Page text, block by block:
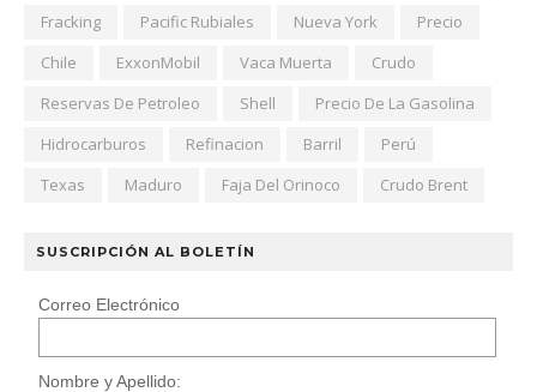
Fracking
Pacific Rubiales Nueva York
Precio
Chile
ExxonMobil Vaca Muerta
Crudo
Reservas De Petroleo
Shell
Precio De La Gasolina
Hidrocarburos
Refinacion Barril
Perú
Texas
Maduro Faja Del Orinoco Crudo Brent
SUSCRIPCIÓN AL BOLETÍN
Correo Electrónico
Nombre y Apellido: